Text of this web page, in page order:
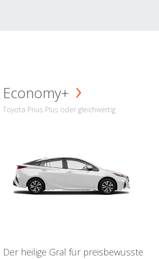
Economy+
Toyota Prius Plus oder gleichwertig
Der heilige Gral für preisbewusste